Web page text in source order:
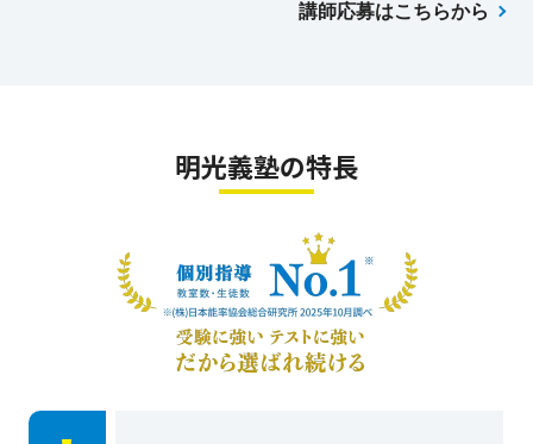
講師応募はこちらから
明光義塾の特長